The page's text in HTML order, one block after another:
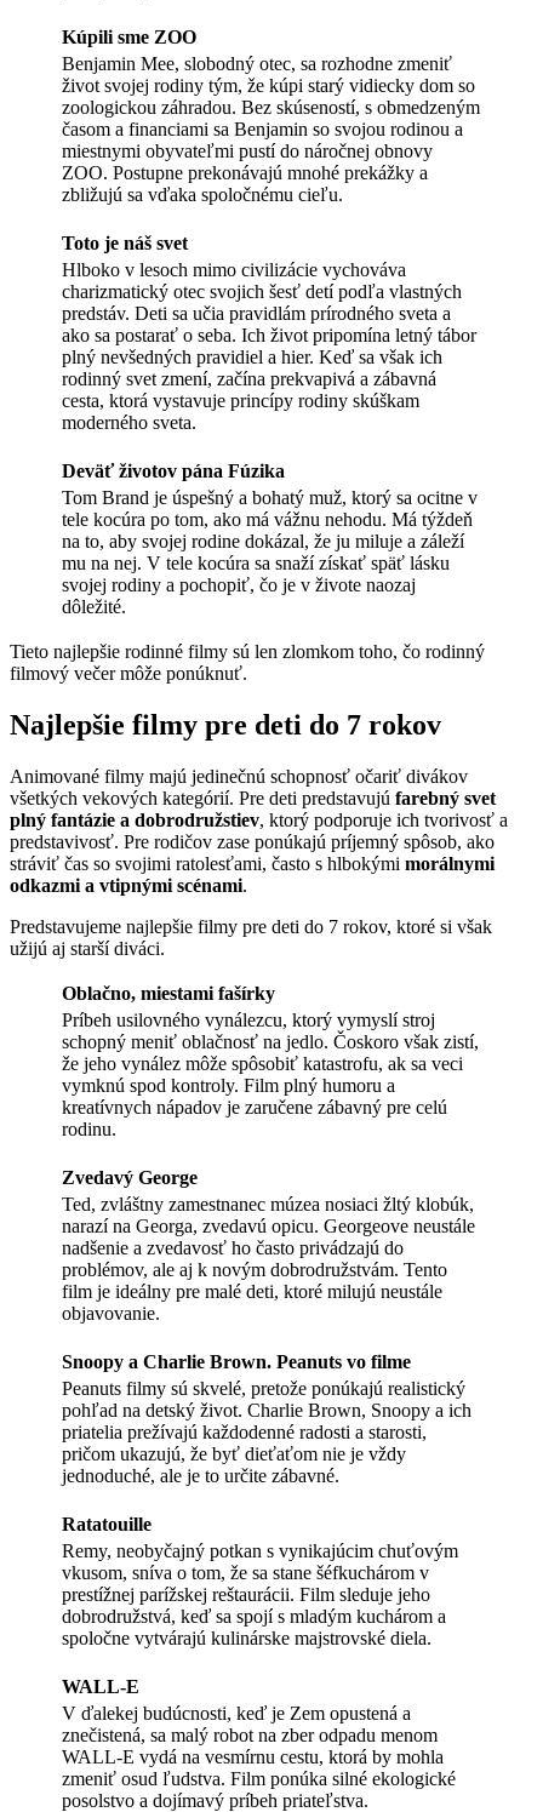
Kúpili sme ZOO
Benjamin Mee, slobodný otec, sa rozhodne zmeniť
život svojej rodiny tým, že kúpi starý vidiecky dom so
zoologickou záhradou. Bez skúseností, s obmedzeným
časom a financiami sa Benjamin so svojou rodinou a
miestnymi obyvateľmi pustí do náročnej obnovy
ZOO. Postupne prekonávajú mnohé prekážky a
zbližujú sa vďaka spoločnému cieľu.
Toto je náš svet
Hlboko v lesoch mimo civilizácie vychováva
charizmatický otec svojich šesť detí podľa vlastných
predstáv. Deti sa učia pravidlám prírodného sveta a
ako sa postarať o seba. Ich život pripomína letný tábor
plný nevšedných pravidiel a hier. Keď sa však ich
rodinný svet zmení, začína prekvapivá a zábavná
cesta, ktorá vystavuje princípy rodiny skúškam
moderného sveta.
Deväť životov pána Fúzika
Tom Brand je úspešný a bohatý muž, ktorý sa ocitne v
tele kocúra po tom, ako má vážnu nehodu. Má týždeň
na to, aby svojej rodine dokázal, že ju miluje a záleží
mu na nej. V tele kocúra sa snaží získať späť lásku
svojej rodiny a pochopiť, čo je v živote naozaj
dôležité.
Tieto najlepšie rodinné filmy sú len zlomkom toho, čo rodinný
filmový večer môže ponúknuť.
Najlepšie filmy pre deti do 7 rokov
Animované filmy majú jedinečnú schopnosť očariť divákov
všetkých vekových kategórií. Pre deti predstavujú farebný svet
plný fantázie a dobrodružstiev, ktorý podporuje ich tvorivosť a
predstavivosť. Pre rodičov zase ponúkajú príjemný spôsob, ako
stráviť čas so svojimi ratolesťami, často s hlbokými morálnymi
odkazmi a vtipnými scénami.
Predstavujeme najlepšie filmy pre deti do 7 rokov, ktoré si však
užijú aj starší diváci.
Oblačno, miestami fašírky
Príbeh usilovného vynálezcu, ktorý vymyslí stroj
schopný meniť oblačnosť na jedlo. Čoskoro však zistí,
že jeho vynález môže spôsobiť katastrofu, ak sa veci
vymknú spod kontroly. Film plný humoru a
kreatívnych nápadov je zaručene zábavný pre celú
rodinu.
Zvedavý George
Ted, zvláštny zamestnanec múzea nosiaci žltý klobúk,
narazí na Georga, zvedavú opicu. Georgeove neustále
nadšenie a zvedavosť ho často privádzajú do
problémov, ale aj k novým dobrodružstvám. Tento
film je ideálny pre malé deti, ktoré milujú neustále
objavovanie.
Snoopy a Charlie Brown. Peanuts vo filme
Peanuts filmy sú skvelé, pretože ponúkajú realistický
pohľad na detský život. Charlie Brown, Snoopy a ich
priatelia prežívajú každodenné radosti a starosti,
pričom ukazujú, že byť dieťaťom nie je vždy
jednoduché, ale je to určite zábavné.
Ratatouille
Remy, neobyčajný potkan s vynikajúcim chuťovým
vkusom, sníva o tom, že sa stane šéfkuchárom v
prestížnej parížskej reštaurácii. Film sleduje jeho
dobrodružstvá, keď sa spojí s mladým kuchárom a
spoločne vytvárajú kulinárske majstrovské diela.
WALL-E
V ďalekej budúcnosti, keď je Zem opustená a
znečistená, sa malý robot na zber odpadu menom
WALL-E vydá na vesmírnu cestu, ktorá by mohla
zmeniť osud ľudstva. Film ponúka silné ekologické
posolstvo a dojímavý príbeh priateľstva.